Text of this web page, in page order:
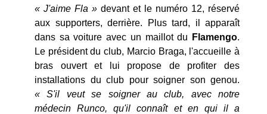
« J'aime Fla » devant et le numéro 12, réservé
aux supporters, derrière. Plus tard, il apparaît
dans sa voiture avec un maillot du
Flamengo.
Le président du club, Marcio Braga, l'accueille à
bras ouvert et lui propose de profiter des
installations du club pour soigner son genou.
« S'il veut se soigner au club, avec notre
médecin Runco, qu'il connaît et en qui il a